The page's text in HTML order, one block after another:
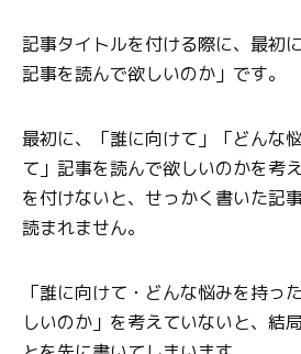
記事タイトルを付ける際に、最初
記事を読んで欲しいのか」です。
最初に、「誰に向けて」「どんな
て」記事を読んで欲しいのかを考
を付けないと、せっかく書いた記
読まれません。
「誰に向けて・どんな悩みを持っ
しいのか」を考えていないと、結